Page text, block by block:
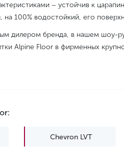
– устойчив к
на 100% водостойкий, его
дилером бренда, в нашем шоу-
Alpine Floor в фирменных
Chevron LVT